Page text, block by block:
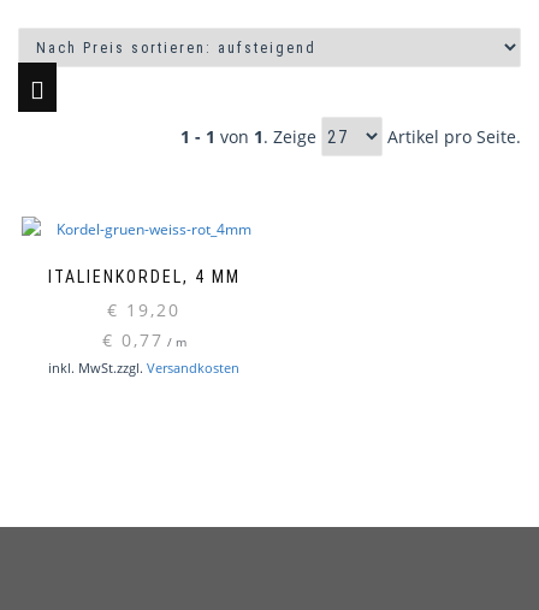
1 - 1 von 1. Zeige Artikel pro Seite.
ITALIENKORDEL, 4 MM
€ 19,20
€ 0,77 / m
inkl. MwSt.zzgl. Versandkosten